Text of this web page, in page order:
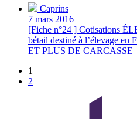
Caprins
7 mars 2016
[Fiche n°24 ] Cotisations
bétail destiné à l’élevage
ET PLUS DE CARCASSE
1
2